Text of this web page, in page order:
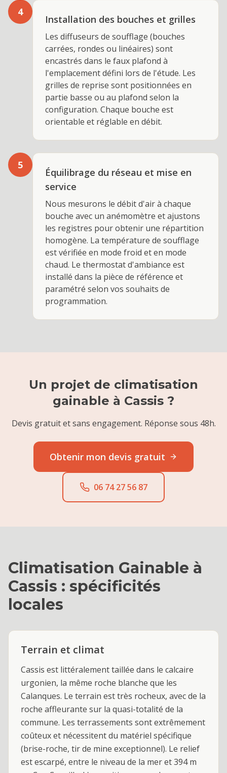
4
Installation des bouches et grilles
Les diffuseurs de soufflage (bouches
carrées, rondes ou linéaires) sont
encastrés dans le faux plafond à
l'emplacement défini lors de l'étude. Les
grilles de reprise sont positionnées en
partie basse ou au plafond selon la
configuration. Chaque bouche est
orientable et réglable en débit.
5
Équilibrage du réseau et mise en
service
Nous mesurons le débit d'air à chaque
bouche avec un anémomètre et ajustons
les registres pour obtenir une répartition
homogène. La température de soufflage
est vérifiée en mode froid et en mode
chaud. Le thermostat d'ambiance est
installé dans la pièce de référence et
paramétré selon vos souhaits de
programmation.
Un projet de climatisation
gainable à Cassis ?
Devis gratuit et sans engagement. Réponse sous 48h.
Obtenir mon devis gratuit
06 74 27 56 87
Climatisation Gainable à
Cassis : spécificités
locales
Terrain et climat
Cassis est littéralement taillée dans le calcaire
urgonien, la même roche blanche que les
Calanques. Le terrain est très rocheux, avec de la
roche affleurante sur la quasi-totalité de la
commune. Les terrassements sont extrêmement
coûteux et nécessitent du matériel spécifique
(brise-roche, tir de mine exceptionnel). Le relief
est escarpé, entre le niveau de la mer et 394 m